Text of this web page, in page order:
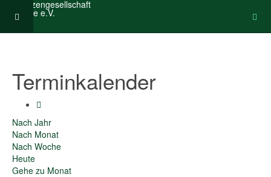
Terminkalender
Nach Jahr
Nach Monat
Nach Woche
Heute
Gehe zu Monat